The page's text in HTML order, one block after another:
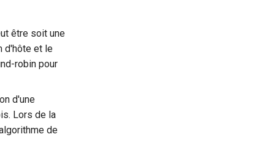
être soit une
d'hôte et le
robin pour
d'une
Lors de la
de